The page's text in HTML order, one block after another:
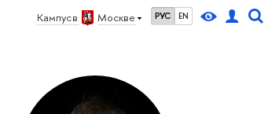
Кампус в Москве РУС EN